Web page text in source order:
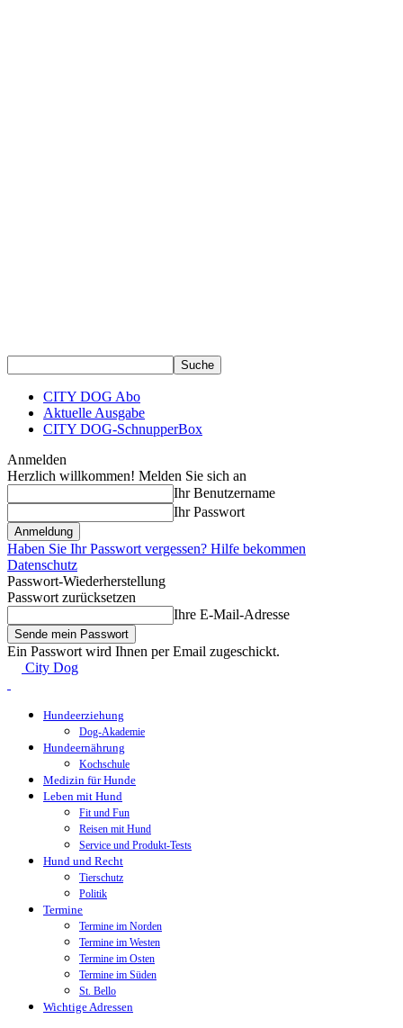
CITY DOG Abo
Aktuelle Ausgabe
CITY DOG-SchnupperBox
Anmelden
Herzlich willkommen! Melden Sie sich an
Ihr Benutzername
Ihr Passwort
Haben Sie Ihr Passwort vergessen? Hilfe bekommen
Datenschutz
Passwort-Wiederherstellung
Passwort zurücksetzen
Ihre E-Mail-Adresse
Ein Passwort wird Ihnen per Email zugeschickt.
City Dog
Hundeerziehung
Dog-Akademie
Hundeernährung
Kochschule
Medizin für Hunde
Leben mit Hund
Fit und Fun
Reisen mit Hund
Service und Produkt-Tests
Hund und Recht
Tierschutz
Politik
Termine
Termine im Norden
Termine im Westen
Termine im Osten
Termine im Süden
St. Bello
Wichtige Adressen